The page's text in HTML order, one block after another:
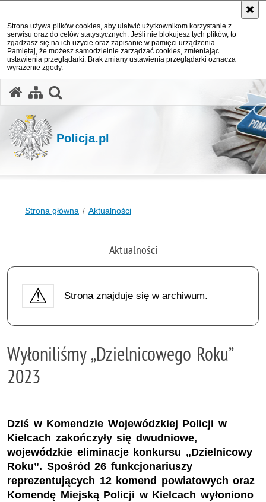
Strona używa plików cookies, aby ułatwić użytkownikom korzystanie z
serwisu oraz do celów statystycznych. Jeśli nie blokujesz tych plików, to
zgadzasz się na ich użycie oraz zapisanie w pamięci urządzenia.
Pamiętaj, że możesz samodzielnie zarządzać cookies, zmieniając
ustawienia przeglądarki. Brak zmiany ustawienia przeglądarki oznacza
wyrażenie zgody.
Policja.pl
Strona główna Aktualności
Aktualności
Strona znajduje się w archiwum.
Wyłoniliśmy „Dzielnicowego Roku”
2023
Dziś w Komendzie Wojewódzkiej Policji w
Kielcach zakończyły się dwudniowe,
wojewódzkie eliminacje konkursu „Dzielnicowy
Roku”. Spośród 26 funkcjonariuszy
reprezentujących 12 komend powiatowych oraz
Komendę Miejską Policji w Kielcach wyłoniono